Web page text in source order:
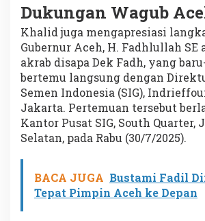
Dukungan Wagub
Khalid juga mengapresiasi
Gubernur Aceh, H. Fadhlullah SE
akrab disapa Dek Fadh, yang
bertemu langsung dengan
Semen Indonesia (SIG),
Jakarta. Pertemuan tersebut
Kantor Pusat SIG, South Quarter,
Selatan, pada Rabu (30/7/2025).
BACA JUGA Bustami Fadil
Tepat Pimpin Aceh ke Depan